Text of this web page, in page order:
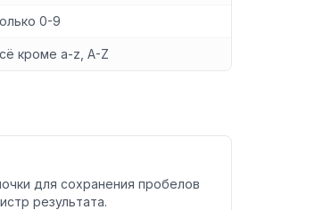
0-9
кроме a-z, A-Z
для сохранения пробелов
результата.